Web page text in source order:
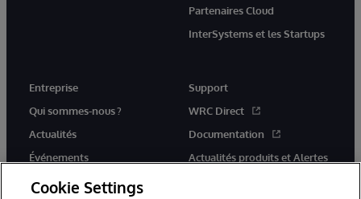
Partenaires Cloud
InterSystems et les Startups
Entreprise
Qui sommes-nous ?
Actualités
Événements
Rejoignez-nous
Support
WRC Direct
Documentation
Actualités produits et Alertes
Cookie Settings